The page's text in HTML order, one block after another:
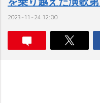
2023-11-24 12:00